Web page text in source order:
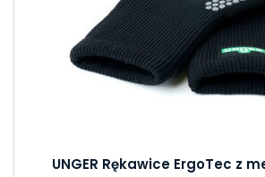
UNGER Rękawice ErgoTec z